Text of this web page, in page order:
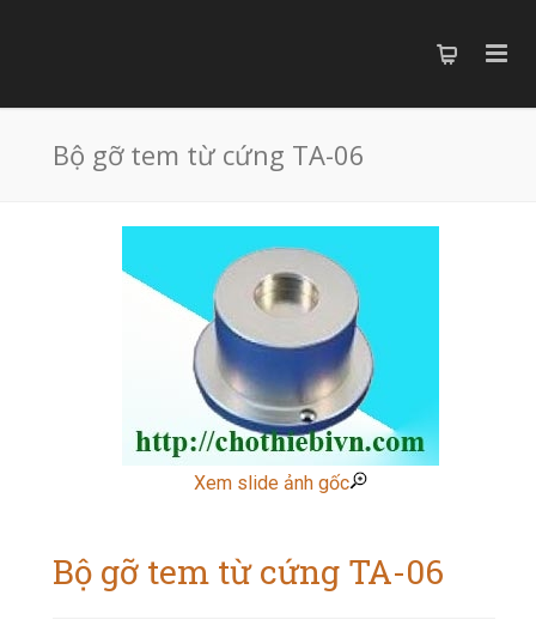
Bộ gỡ tem từ cứng TA-06
Xem slide ảnh gốc
Bộ gỡ tem từ cứng TA-06